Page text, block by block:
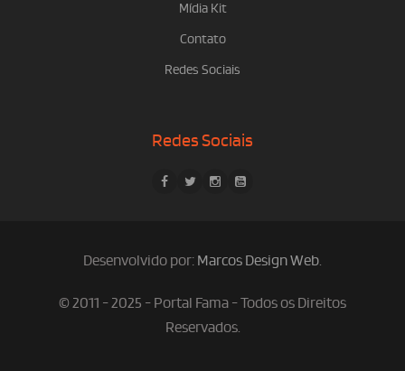
Mídia Kit
Contato
Redes Sociais
Redes Sociais
Desenvolvido por: Marcos Design Web.
© 2011 - 2025 - Portal Fama - Todos os Direitos
Reservados.